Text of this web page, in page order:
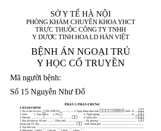
SỞ Y TẾ HÀ NỘI
PHÒNG KHÁM CHUYÊN KHOA YHCT
TRỰC THUỘC CÔNG TY TNHH
Y DƯỢC TINH HOA LD HÀN VIỆT
BỆNH ÁN NGOẠI TRÚ
Y HỌC CỔ TRUYỀN
Mã người bệnh:
Số 15 Nguyễn Như Đổ
1. Họ và tên (In
hoa):
1 9 9 5
8
8
X
X